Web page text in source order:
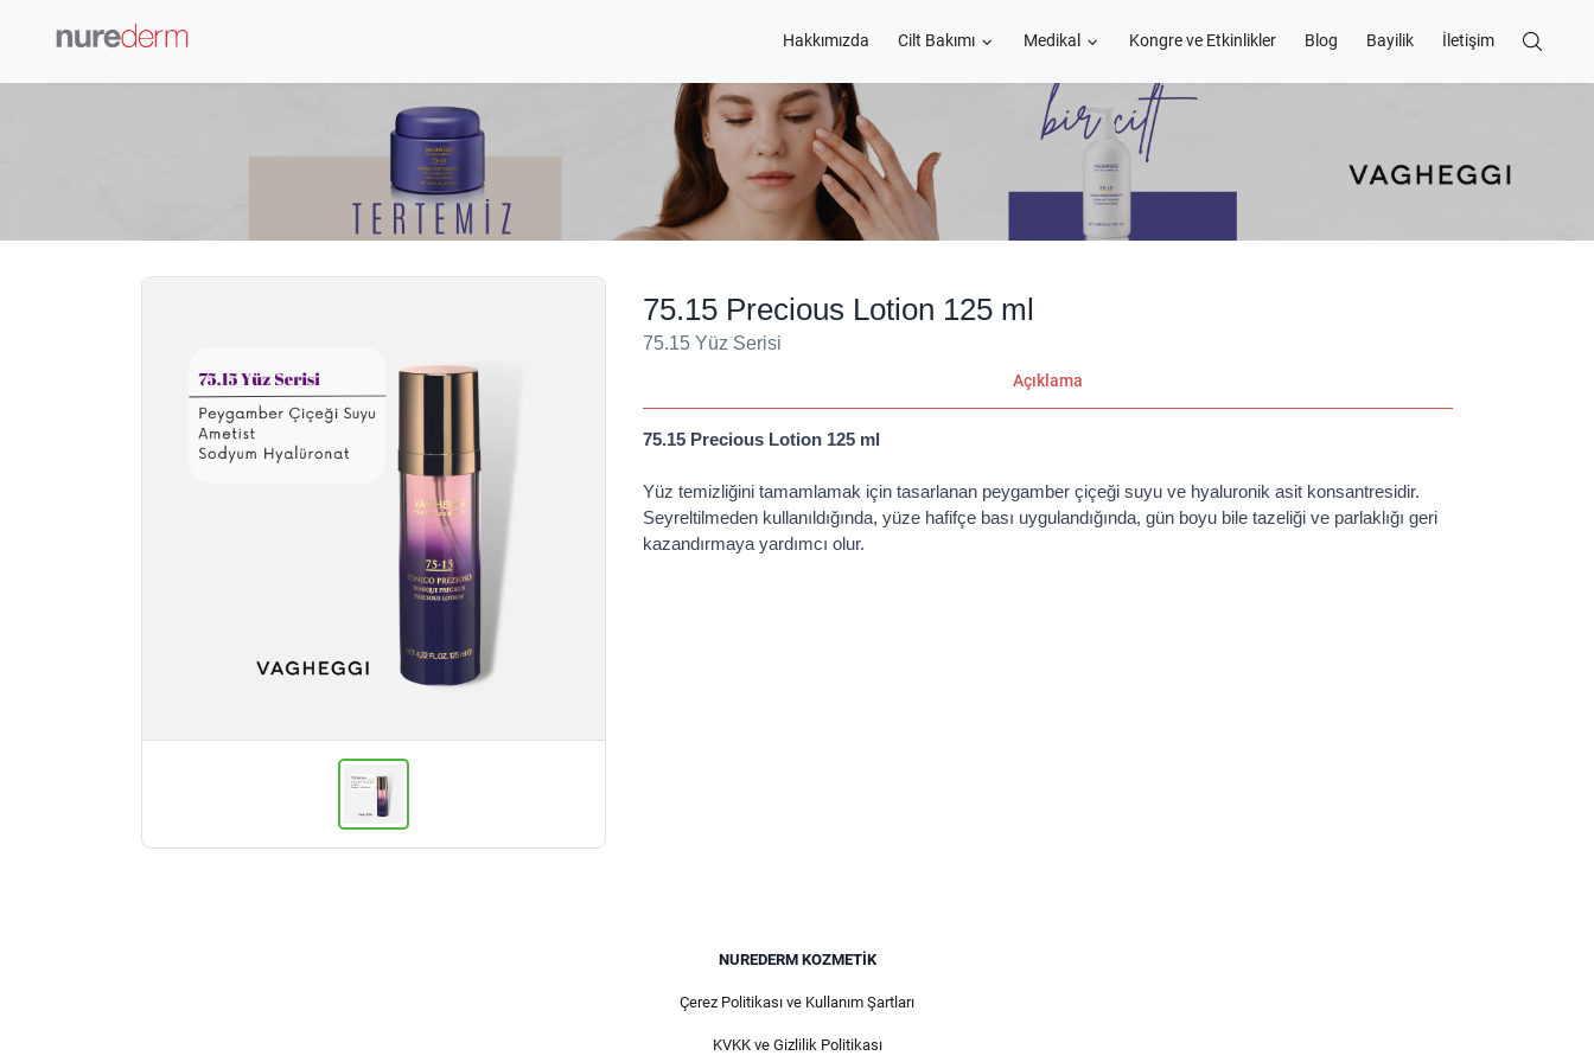
Hakkımızda Cilt Bakımı Medikal Kongre ve Etkinlikler Blog Bayilik İletişim
75.15 Precious Lotion 125 ml
75.15 Yüz Serisi
Açıklama
75.15 Precious Lotion 125 ml
Yüz temizliğini tamamlamak için tasarlanan peygamber çiçeği suyu ve hyaluronik asit konsantresidir.
Seyreltilmeden kullanıldığında, yüze hafifçe bası uygulandığında, gün boyu bile tazeliği ve parlaklığı geri
kazandırmaya yardımcı olur.
NUREDERM KOZMETIK
Çerez Politikası ve Kullanım Şartları
KVKK ve Gizlilik Politikası